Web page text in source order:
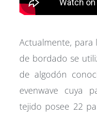
Actualmente, para
de bordado se
de algodón
evenwave cuya
tejido posee 22